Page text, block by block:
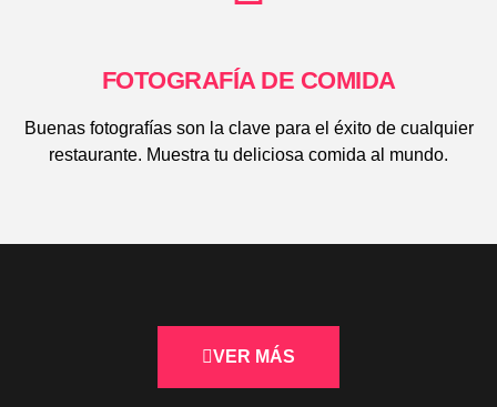
FOTOGRAFÍA DE COMIDA
Buenas fotografías son la clave para el éxito de cualquier
restaurante. Muestra tu deliciosa comida al mundo.
VER MÁS